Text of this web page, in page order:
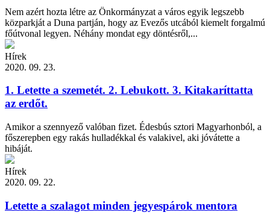
Nem azért hozta létre az Önkormányzat a város egyik legszebb
közparkját a Duna partján, hogy az Evezős utcából kiemelt forgalmú
főútvonal legyen. Néhány mondat egy döntésről,...
Hírek
2020. 09. 23.
1. Letette a szemetét. 2. Lebukott. 3. Kitakaríttatta
az erdőt.
Amikor a szennyező valóban fizet. Édesbús sztori Magyarhonból, a
főszerepben egy rakás hulladékkal és valakivel, aki jóvátette a
hibáját.
Hírek
2020. 09. 22.
Letette a szalagot minden jegyespárok mentora